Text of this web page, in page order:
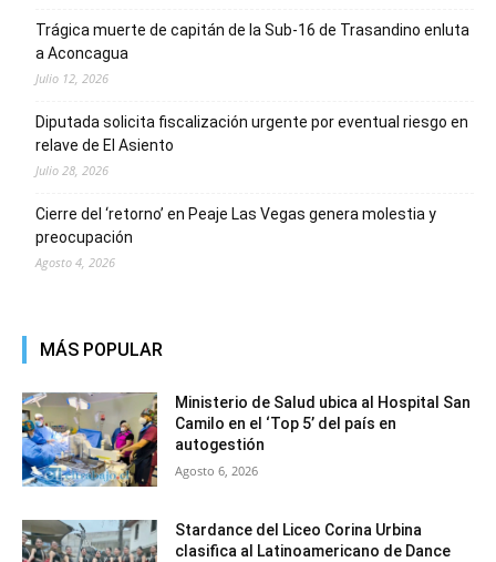
Trágica muerte de capitán de la Sub-16 de Trasandino enluta
a Aconcagua
Julio 12, 2026
Diputada solicita fiscalización urgente por eventual riesgo en
relave de El Asiento
Julio 28, 2026
Cierre del ‘retorno’ en Peaje Las Vegas genera molestia y
preocupación
Agosto 4, 2026
MÁS POPULAR
Ministerio de Salud ubica al Hospital San
Camilo en el ‘Top 5’ del país en
autogestión
Agosto 6, 2026
Stardance del Liceo Corina Urbina
clasifica al Latinoamericano de Dance